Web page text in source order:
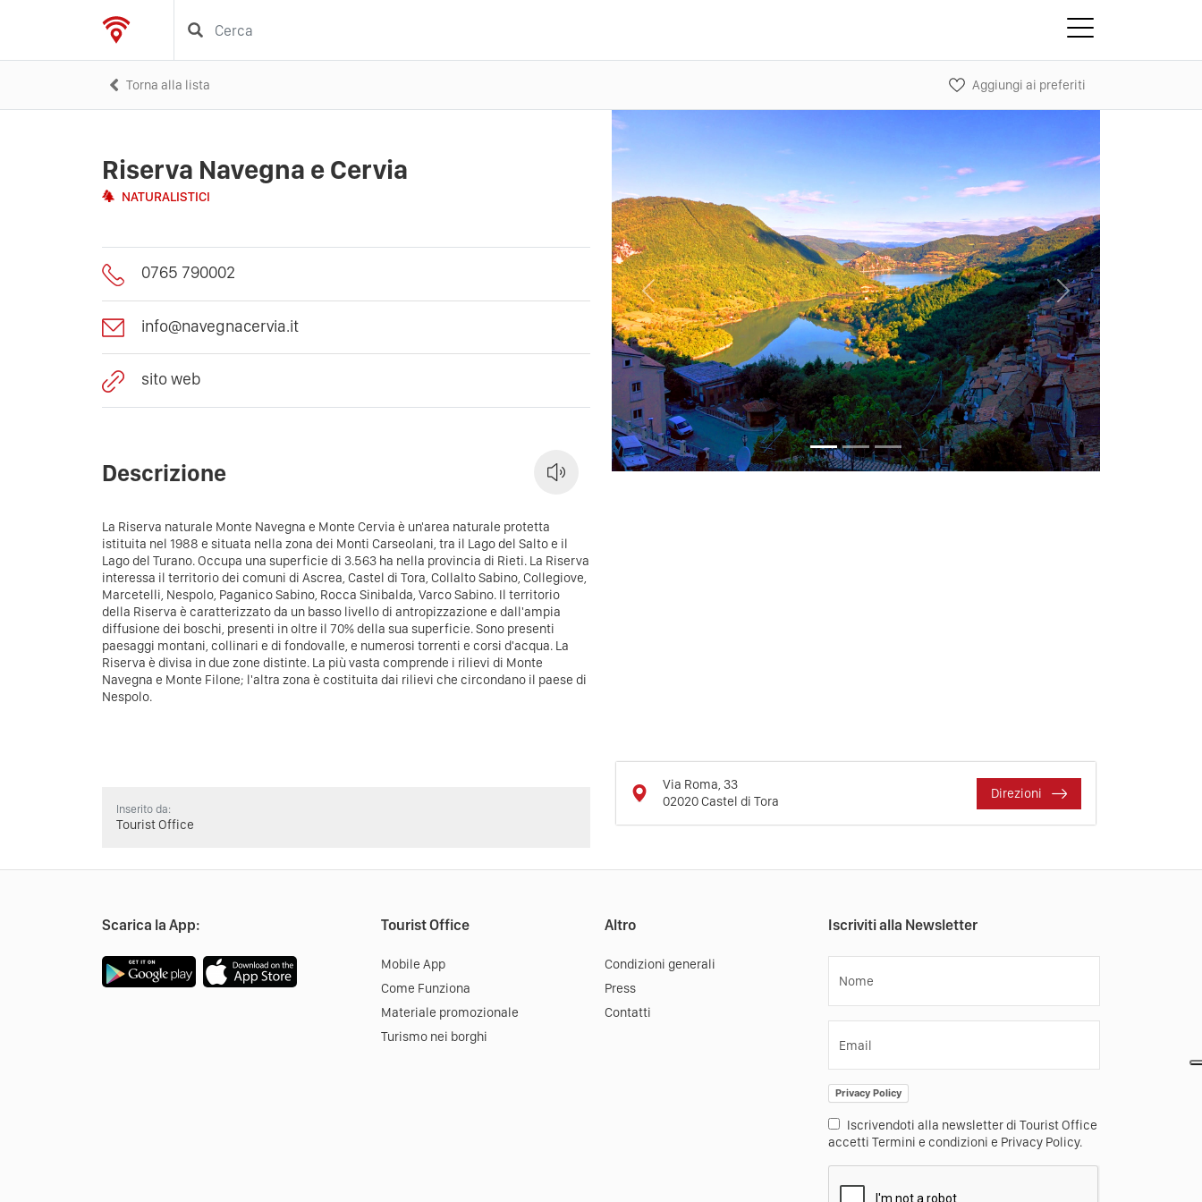
Torna alla lista Aggiungi ai preferiti
Riserva Navegna e Cervia
NATURALISTICI
0765 790002
info@navegnacervia.it
sito web
Descrizione
La Riserva naturale Monte Navegna e Monte Cervia è un'area naturale protetta
istituita nel 1988 e situata nella zona dei Monti Carseolani, tra il Lago del Salto e il
Lago del Turano. Occupa una superficie di 3.563 ha nella provincia di Rieti. La Riserva
interessa il territorio dei comuni di Ascrea, Castel di Tora, Collalto Sabino, Collegiove,
Marcetelli, Nespolo, Paganico Sabino, Rocca Sinibalda, Varco Sabino. Il territorio
della Riserva è caratterizzato da un basso livello di antropizzazione e dall'ampia
diffusione dei boschi, presenti in oltre il 70% della sua superficie. Sono presenti
paesaggi montani, collinari e di fondovalle, e numerosi torrenti e corsi d'acqua. La
Riserva è divisa in due zone distinte. La più vasta comprende i rilievi di Monte
Navegna e Monte Filone; l'altra zona è costituita dai rilievi che circondano il paese di
Nespolo.
Inserito da:
Tourist Office
Previous Next
Via Roma, 33
02020Castel di Tora
Direzioni
Scarica la App: Tourist Office
Mobile App
Come Funziona
Materiale promozionale
Turismo nei borghi
Altro
Condizioni generali
Press
Contatti
Iscriviti alla Newsletter
Nome
Email
Privacy Policy
Iscrivendoti alla newsletter di Tourist Office
accetti Termini e condizioni e Privacy Policy.